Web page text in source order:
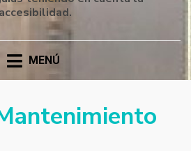
accesibilidad.
MENÚ